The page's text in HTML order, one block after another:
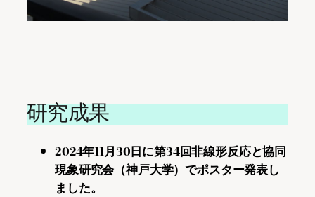
研究成果
2024年11月30日に第34回非線形反応と協同
現象研究会（神戸大学）でポスター発表し
ました。